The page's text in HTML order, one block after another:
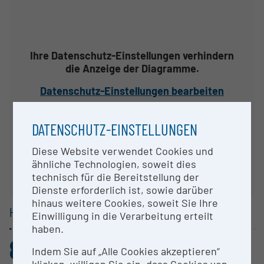
Ihre Datenschutz-Einstellungen verhindern
die Anzeige der Diagramme.
Datenschutz-Einstellungen bearbeiten
HAUPTGRUPPEN /1-STELLER
81,250% 18 ,287%
DATENSCHUTZ-EINSTELLUNGEN
Diese Website verwendet Cookies und
ähnliche Technologien, soweit dies
technisch für die Bereitstellung der
Dienste erforderlich ist, sowie darüber
hinaus weitere Cookies, soweit Sie Ihre
Einwilligung in die Verarbeitung erteilt
haben.
Indem Sie auf „Alle Cookies akzeptieren“